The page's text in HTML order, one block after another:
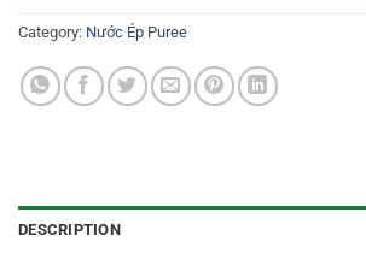
Category: Nước Ép Puree
DESCRIPTION